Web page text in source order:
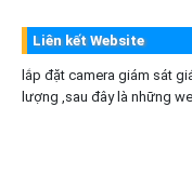
Liên kết Website
lắp đặt camera giám sát
lượng ,sau đây là những